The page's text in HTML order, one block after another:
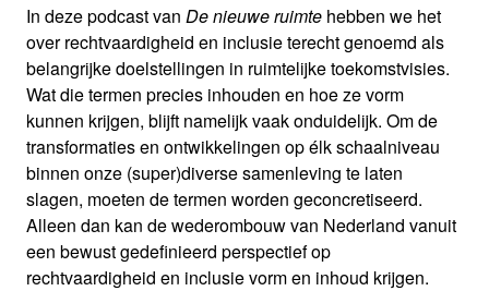
In deze podcast van De nieuwe ruimte hebben we het
over rechtvaardigheid en inclusie terecht genoemd als
belangrijke doelstellingen in ruimtelijke toekomstvisies.
Wat die termen precies inhouden en hoe ze vorm
kunnen krijgen, blijft namelijk vaak onduidelijk. Om de
transformaties en ontwikkelingen op élk schaalniveau
binnen onze (super)diverse samenleving te laten
slagen, moeten de termen worden geconcretiseerd.
Alleen dan kan de wederombouw van Nederland vanuit
een bewust gedefinieerd perspectief op
rechtvaardigheid en inclusie vorm en inhoud krijgen.